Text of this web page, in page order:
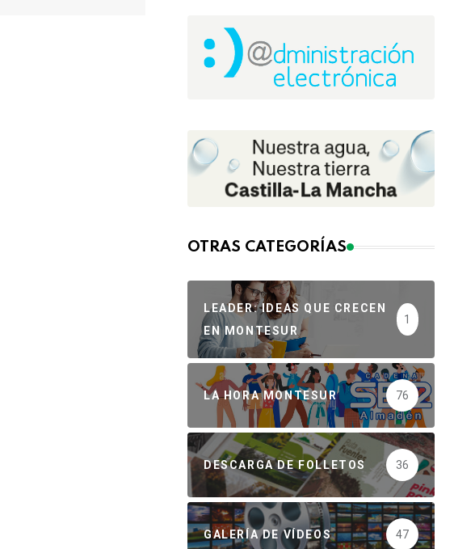
OTRAS CATEGORÍAS
LEADER: IDEAS QUE CRECEN
EN MONTESUR
1
LA HORA MONTESUR 76
DESCARGA DE FOLLETOS 36
GALERÍA DE VÍDEOS 47